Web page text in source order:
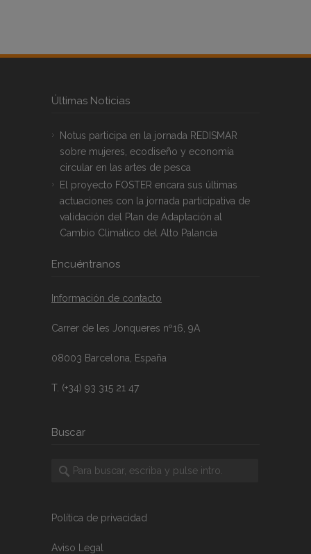
Últimas Noticias
Notus participa en la jornada REDISMAR
sobre mujeres, ecodiseño y economía
circular en las artes de pesca
El proyecto FOSTER encara sus últimas
actuaciones con la jornada participativa de
validación del Plan de Adaptación al
Cambio Climático del Alto Palancia
Encuéntranos
Información de contacto
Carrer de les Jonqueres nº16, 9A
08003 Barcelona, España
T. (+34) 93 315 21 47
Buscar
Política de privacidad
Aviso Legal